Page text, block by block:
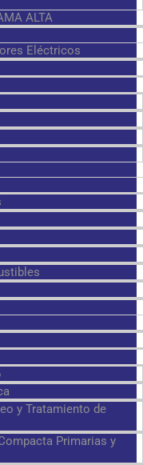
ALTA
Eléctricos
y Tratamiento de
Primarias y